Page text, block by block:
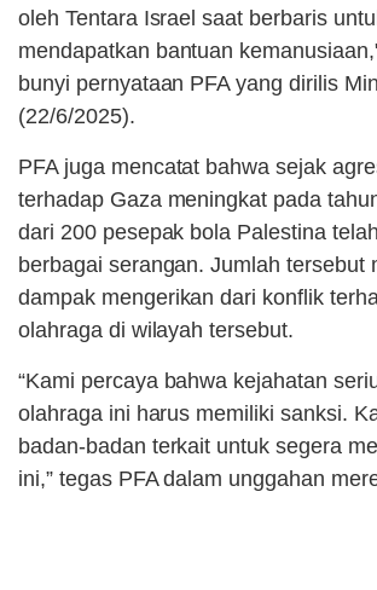
oleh Tentara Israel saat berbaris
mendapatkan bantuan
bunyi pernyataan PFA yang dirilis
(22/6/2025).
PFA juga mencatat bahwa sejak
terhadap Gaza meningkat pada
dari 200 pesepak bola Palestina
berbagai serangan. Jumlah tersebut
dampak mengerikan dari konflik
olahraga di wilayah tersebut.
“Kami percaya bahwa kejahatan
olahraga ini harus memiliki sanksi.
badan-badan terkait untuk segera
ini,” tegas PFA dalam unggahan